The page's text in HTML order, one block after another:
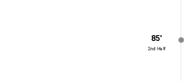
85′
2nd Half